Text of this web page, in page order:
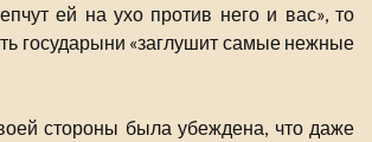
ей на ухо против него и вас», то
государыни «заглушит самые нежные
стороны была убеждена, что даже